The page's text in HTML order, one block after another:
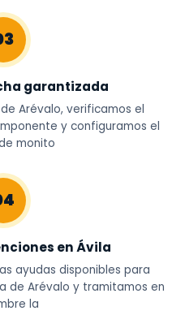
garantizada
Arévalo, verificamos el
y configuramos el
monito
en Ávila
ayudas disponibles para
de Arévalo y tramitamos en
la